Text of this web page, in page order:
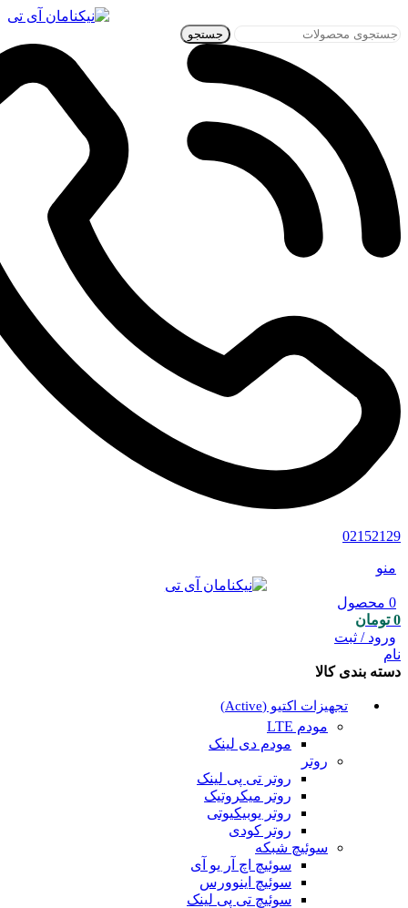
جستجو
02152129
منو
0 محصول
0 تومان
ورود / ثبت
نام
دسته بندی کالا
تجهیزات اکتیو (Active)
مودم LTE
مودم دی لینک
روتر
روتر تی پی لینک
روتر میکروتیک
روتر یوبیکیوتی
روتر کودی
سوئیچ شبکه
سوئیچ اچ آر یو آی
سوئیچ اینوورس
سوئیچ تی پی لینک